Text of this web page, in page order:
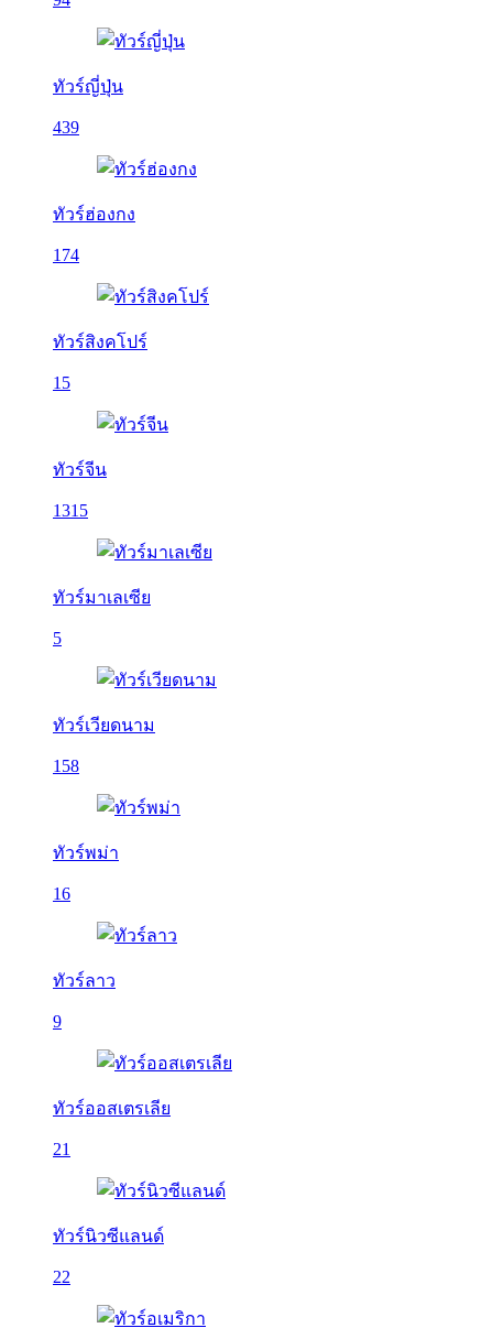
ทัวร์ญี่ปุ่น
439
ทัวร์ฮ่องกง
174
ทัวร์สิงคโปร์
15
ทัวร์จีน
1315
ทัวร์มาเลเซีย
5
ทัวร์เวียดนาม
158
ทัวร์พม่า
16
ทัวร์ลาว
9
ทัวร์ออสเตรเลีย
21
ทัวร์นิวซีแลนด์
22